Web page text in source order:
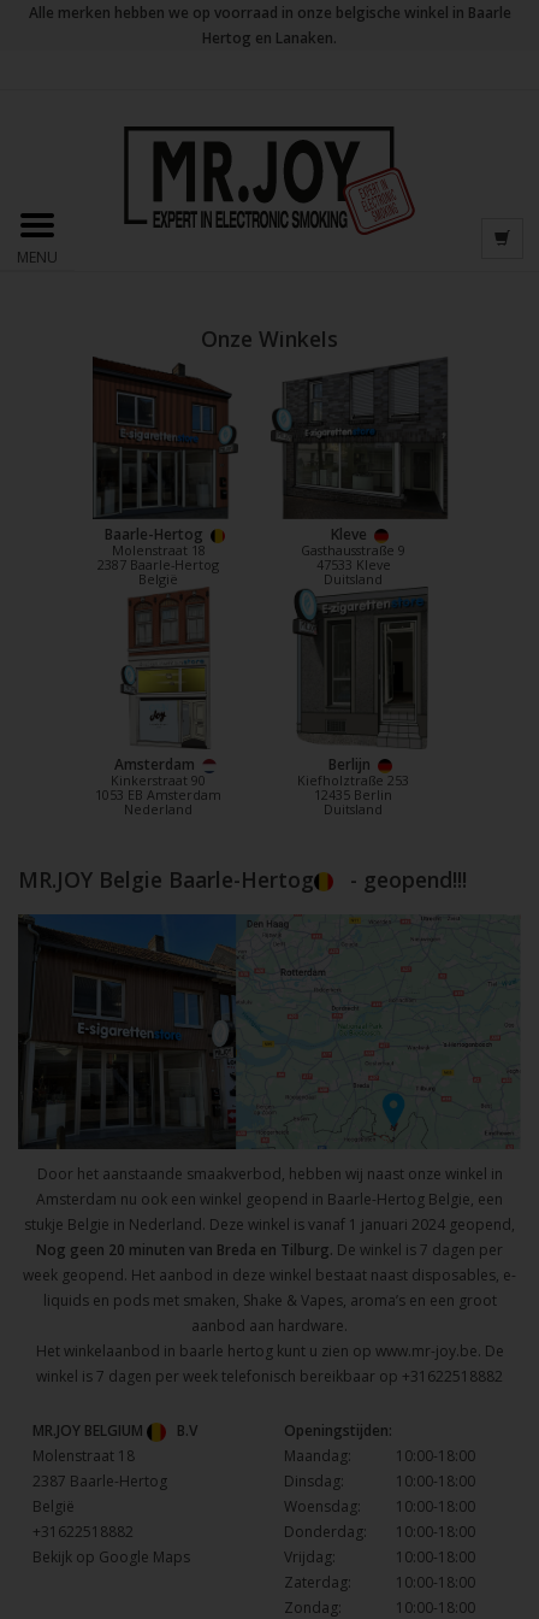
Alle merken hebben we op voorraad in onze belgische winkel in Baarle
Hertog en Lanaken.
MENU
Onze Winkels
Baarle-Hertog
Molenstraat 18
2387 Baarle-Hertog
België
Kleve
Gasthausstraße 9
47533 Kleve
Duitsland
Amsterdam
Kinkerstraat 90
1053 EB Amsterdam
Nederland
Berlijn
Kiefholztraße 253
12435 Berlin
Duitsland
MR.JOY Belgie Baarle-Hertog - geopend!!!
Door het aanstaande smaakverbod, hebben wij naast onze winkel in
Amsterdam nu ook een winkel geopend in Baarle-Hertog Belgie, een
stukje Belgie in Nederland. Deze winkel is vanaf 1 januari 2024 geopend,
Nog geen 20 minuten van Breda en Tilburg. De winkel is 7 dagen per
week geopend. Het aanbod in deze winkel bestaat naast disposables, e-
liquids en pods met smaken, Shake & Vapes, aroma’s en een groot
aanbod aan hardware.
Het winkelaanbod in baarle hertog kunt u zien op www.mr-joy.be. De
winkel is 7 dagen per week telefonisch bereikbaar op +31622518882
MR.JOY BELGIUM
B.V
Molenstraat 18
2387 Baarle-Hertog
België
+31622518882
Bekijk op Google Maps
Openingstijden:
Maandag:
10:00-18:00
Dinsdag:
10:00-18:00
Woensdag:
10:00-18:00
Donderdag:
10:00-18:00
Vrijdag:
10:00-18:00
Zaterdag:
10:00-18:00
Zondag:
10:00-18:00